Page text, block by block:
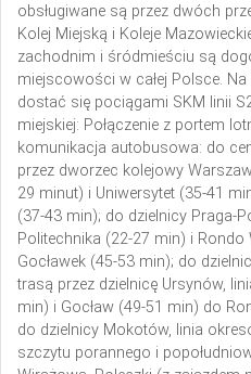
obsługiwane są przez dwóch
Kolej Miejską i Koleje
zachodnim i śródmieściu są
miejscowości w całej Polsce.
dostać się pociągami SKM linii
miejskiej: Połączenie z portem
komunikacja autobusowa: do
przez dworzec kolejowy
29 minut) i Uniwersytet (35-41
(37-43 min); do dzielnicy Praga-
Politechnika (22-27 min) i
Gocławek (45-53 min); do
trasą przez dzielnicę Ursynów,
min) i Gocław (49-51 min) do
do dzielnicy Mokotów, linia
szczytu porannego i